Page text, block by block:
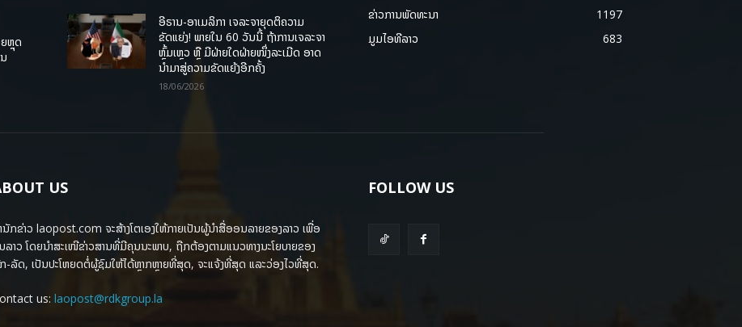
ຫຼຸດ
ອີຣານ-ອາເມລິກາ ເຈລະຈາຍຸດຕິຄວາມ
ຂັດແຍ່ງ! ພາຍໃນ 60 ວັນນີ້ ຖ້າການເຈລະຈາ
ຫຼົ້ມເຫຼວ ຫຼື ມີຝ່າຍໃດຝ່າຍໜຶ່ງລະເມີດ ອາດ
ນໍາມາສູ່ຄວາມຂັດແຍ້ງອີກຄັ້ງ
18/06/2026
ຂ່າວການພັດທະນາ
1197
ມູມໄອທີລາວ
683
US
ນັກຂ່າວ laopost.com ຈະສ້າງໂຕເອງໃຫ້ກາຍເປັນຜູ້ນຳສື່ອອນລາຍຂອງລາວ ເພື່ອ
ລາວ ໂດຍນຳສະເໜີຂ່າວສານທີ່ມີຄຸນນະພາບ, ຖືກຕ້ອງຕາມແນວທາງນະໂຍບາຍຂອງ
-ລັດ, ເປັນປະໂຫຍດຕໍ່ຜູ້ຊົມໃຫ້ໄດ້ຫຼາກຫຼາຍທີ່ສຸດ, ຈະແຈ້ງທີ່ສຸດ ແລະວ່ອງໄວທີ່ສຸດ.
us: laopost@rdkgroup.la
FOLLOW US